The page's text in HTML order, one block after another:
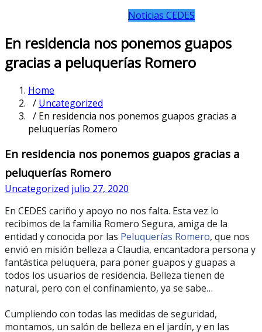
Noticias CEDES
En residencia nos ponemos guapos
gracias a peluquerías Romero
Home
/ Uncategorized
/ En residencia nos ponemos guapos gracias a
peluquerías Romero
En residencia nos ponemos guapos gracias a
peluquerías Romero
Uncategorized julio 27, 2020
En CEDES cariño y apoyo no nos falta. Esta vez lo
recibimos de la familia Romero Segura, amiga de la
entidad y conocida por las Peluquerías Romero, que nos
envió en misión belleza a Claudia, encantadora persona y
fantástica peluquera, para poner guapos y guapas a
todos los usuarios de residencia. Belleza tienen de
natural, pero con el confinamiento, ya se sabe…
Cumpliendo con todas las medidas de seguridad,
montamos, un salón de belleza en el jardín, y en las